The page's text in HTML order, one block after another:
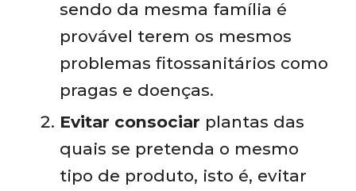
sendo da mesma família é
provável terem os mesmos
problemas fitossanitários como
pragas e doenças.
Evitar consociar plantas das
quais se pretenda o mesmo
tipo de produto, isto é, evitar